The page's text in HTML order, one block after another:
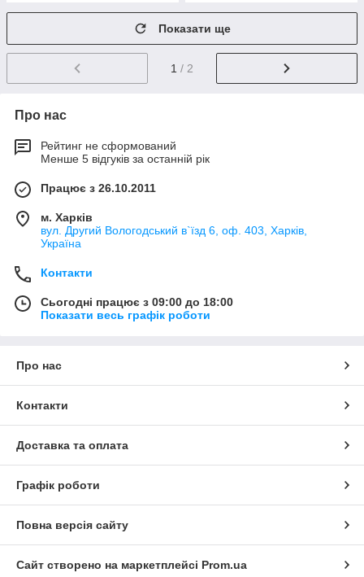
Показати ще
1 / 2
Про нас
Рейтинг не сформований
Менше 5 відгуків за останній рік
Працює з 26.10.2011
м. Харків
вул. Другий Вологодський в`їзд 6, оф. 403, Харків,
Україна
Контакти
Сьогодні працює з 09:00 до 18:00
Показати весь графік роботи
Про нас
Контакти
Доставка та оплата
Графік роботи
Повна версія сайту
Сайт створено на маркетплейсі Prom.ua